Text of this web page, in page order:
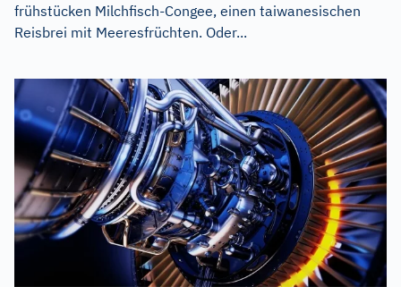
frühstücken Milchfisch-Congee, einen taiwanesischen
Reisbrei mit Meeresfrüchten. Oder...